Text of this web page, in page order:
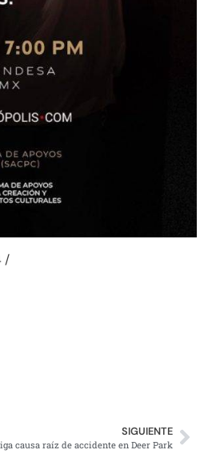
/
SIGUIENTE
causa raíz de accidente en Deer Park